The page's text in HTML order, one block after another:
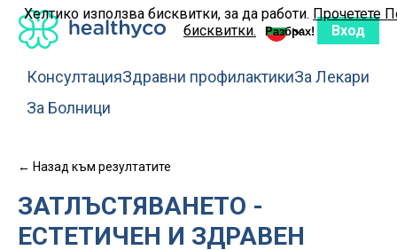
Хелтико използва бисквитки, за да работи. Прочетете
бисквитки.
Разбрах!
КонсултацияЗдравни профилактикиЗа Лекари
За Болници
Вход
← Назад към резултатите
ЗАТЛЪСТЯВАНЕТО -
ЕСТЕТИЧЕН И ЗДРАВЕН